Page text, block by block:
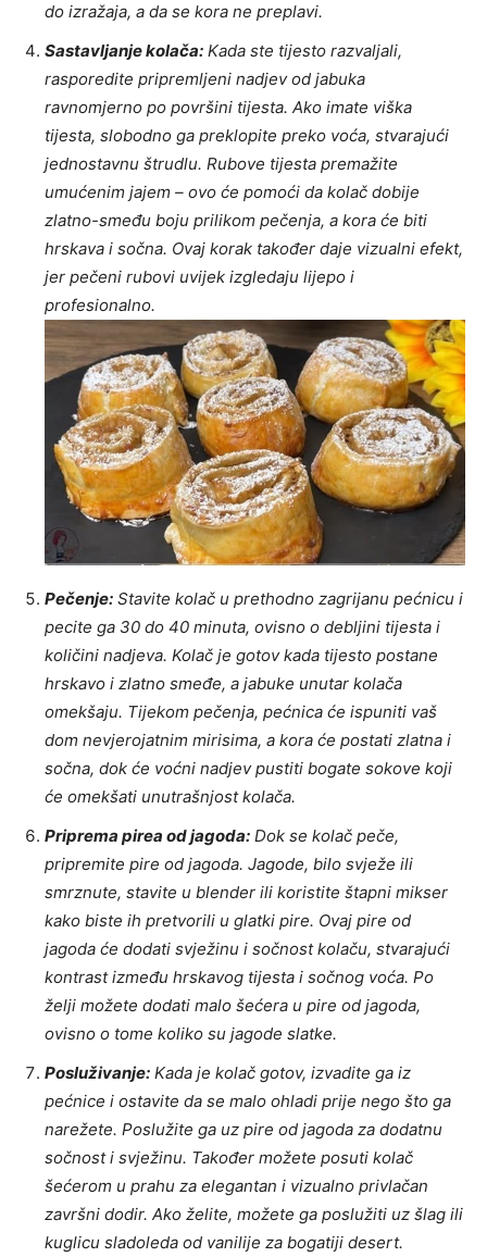
do izražaja, a da se kora ne preplavi.
Sastavljanje kolača: Kada ste tijesto razvaljali,
rasporedite pripremljeni nadjev od jabuka
ravnomjerno po površini tijesta. Ako imate viška
tijesta, slobodno ga preklopite preko voća, stvarajući
jednostavnu štrudlu. Rubove tijesta premažite
umućenim jajem – ovo će pomoći da kolač dobije
zlatno-smeđu boju prilikom pečenja, a kora će biti
hrskava i sočna. Ovaj korak također daje vizualni efekt,
jer pečeni rubovi uvijek izgledaju lijepo i
profesionalno.
Pečenje: Stavite kolač u prethodno zagrijanu pećnicu i
pecite ga 30 do 40 minuta, ovisno o debljini tijesta i
količini nadjeva. Kolač je gotov kada tijesto postane
hrskavo i zlatno smeđe, a jabuke unutar kolača
omekšaju. Tijekom pečenja, pećnica će ispuniti vaš
dom nevjerojatnim mirisima, a kora će postati zlatna i
sočna, dok će voćni nadjev pustiti bogate sokove koji
će omekšati unutrašnjost kolača.
Priprema pirea od jagoda: Dok se kolač peče,
pripremite pire od jagoda. Jagode, bilo svježe ili
smrznute, stavite u blender ili koristite štapni mikser
kako biste ih pretvorili u glatki pire. Ovaj pire od
jagoda će dodati svježinu i sočnost kolaču, stvarajući
kontrast između hrskavog tijesta i sočnog voća. Po
želji možete dodati malo šećera u pire od jagoda,
ovisno o tome koliko su jagode slatke.
Posluživanje: Kada je kolač gotov, izvadite ga iz
pećnice i ostavite da se malo ohladi prije nego što ga
narežete. Poslužite ga uz pire od jagoda za dodatnu
sočnost i svježinu. Također možete posuti kolač
šećerom u prahu za elegantan i vizualno privlačan
završni dodir. Ako želite, možete ga poslužiti uz šlag ili
kuglicu sladoleda od vanilije za bogatiji desert.